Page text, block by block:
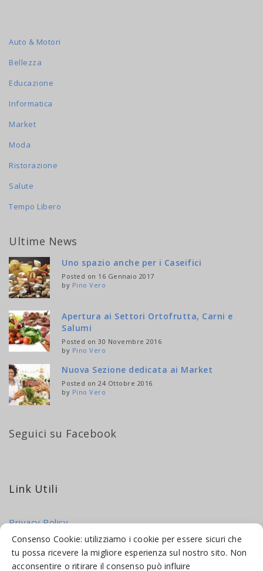
Consenso Cookie: utilizziamo i cookie per essere sicuri che
tu possa ricevere la migliore esperienza sul nostro sito. Non
acconsentire o ritirare il consenso può influire
Auto & Motori
Bellezza
Educazione
Informatica
Market
Moda
Ristorazione
Salute
Tempo Libero
Ultime News
Uno spazio anche per i Caseifici
Posted on 16 Gennaio 2017
by Pino Vero
Apertura ai Settori Ortofrutta, Carni e
Salumi
Posted on 30 Novembre 2016
by Pino Vero
Nuova Sezione dedicata ai Market
Posted on 24 Ottobre 2016
by Pino Vero
Seguici su Facebook
Link Utili
Privacy Policy
Cookie Policy